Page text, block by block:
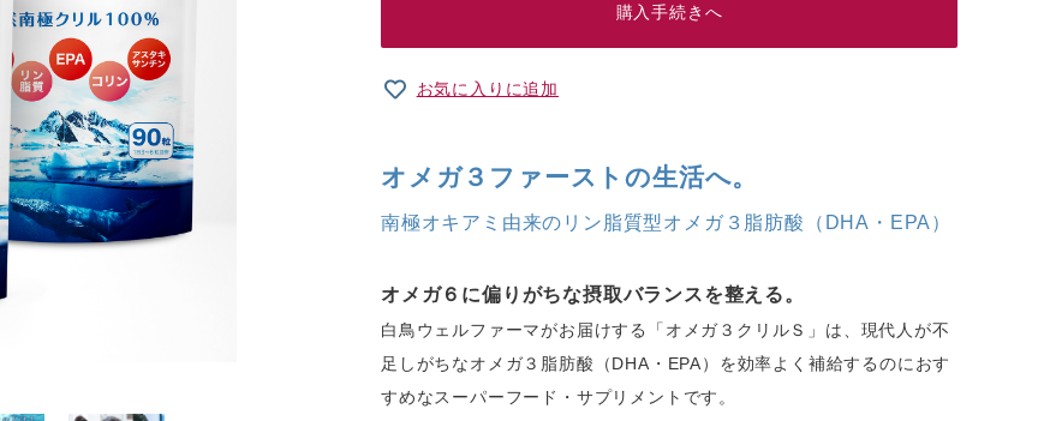
購入手続きへ
お気に入りに追加
オメガ３ファーストの生活へ。
南極オキアミ由来のリン脂質型オメガ３脂肪酸（DHA・EPA）
オメガ６に偏りがちな摂取バランスを整える。
白鳥ウェルファーマがお届けする「オメガ３クリルＳ」は、現代人が不
足しがちなオメガ３脂肪酸（DHA・EPA）を効率よく補給するのにおす
すめなスーパーフード・サプリメントです。